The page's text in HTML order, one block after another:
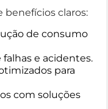
benefícios claros:
de consumo
falhas e acidentes.
para
com soluções